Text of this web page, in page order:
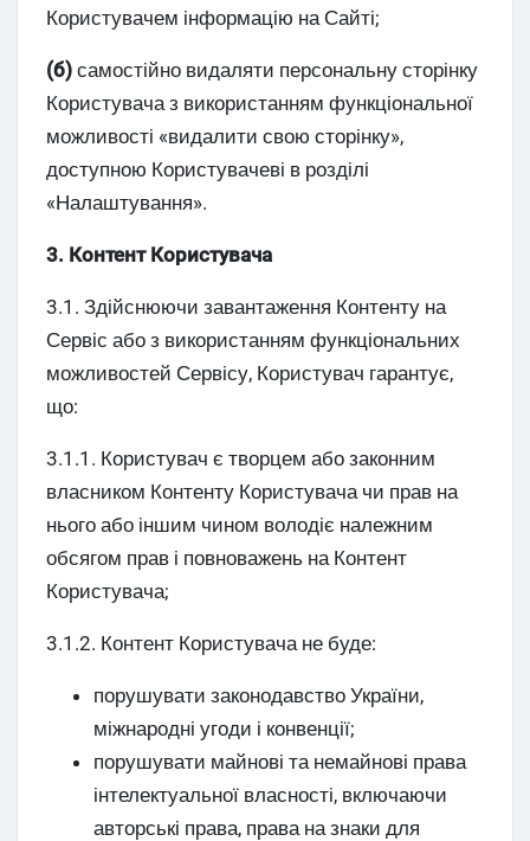
Користувачем інформацію на Сайті;
(б) самостійно видаляти персональну сторінку
Користувача з використанням функціональної
можливості «видалити свою сторінку»,
доступною Користувачеві в розділі
«Налаштування».
3. Контент Користувача
3.1. Здійснюючи завантаження Контенту на
Сервіс або з використанням функціональних
можливостей Сервісу, Користувач гарантує,
що:
3.1.1. Користувач є творцем або законним
власником Контенту Користувача чи прав на
нього або іншим чином володіє належним
обсягом прав і повноважень на Контент
Користувача;
3.1.2. Контент Користувача не буде:
порушувати законодавство України,
міжнародні угоди і конвенції;
порушувати майнові та немайнові права
інтелектуальної власності, включаючи
авторські права, права на знаки для